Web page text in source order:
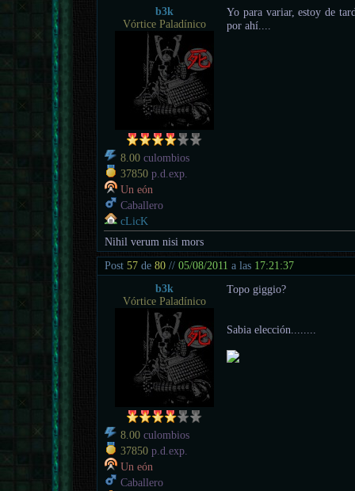
b3k
Vórtice Paladínico
8.00 culombios
37850 p.d.exp.
Un eón
Caballero
cLicK
Yo para variar, estoy de
por ahí....
Nihil verum nisi mors
Post57 de80 //05/08/2011 a las 17:21:37
b3k
Vórtice Paladínico
8.00 culombios
37850 p.d.exp.
Un eón
Caballero
Topo giggio?
Sabia elección........